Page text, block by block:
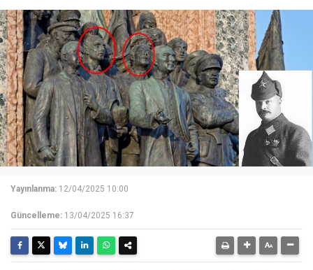
Yayınlanma: 12/04/2025 10:00
Güncelleme: 13/04/2025 16:37